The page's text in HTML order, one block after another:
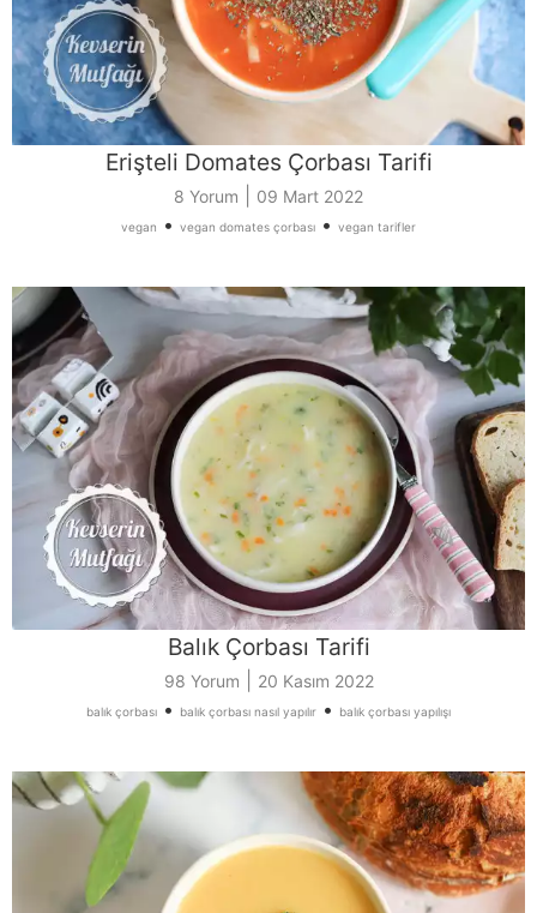
Erişteli Domates Çorbası Tarifi
8 Yorum 09 Mart 2022
vegan • vegan domates çorbası • vegan tarifler
Balık Çorbası Tarifi
98 Yorum 20 Kasım 2022
balık çorbası • balık çorbası nasıl yapılır • balık çorbası yapılışı